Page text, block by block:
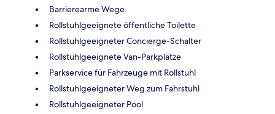
Barrierearme Wege
Rollstuhlgeeignete öffentliche Toilette
Rollstuhlgeeigneter Concierge-Schalter
Rollstuhlgeeignete Van-Parkplätze
Parkservice für Fahrzeuge mit Rollstuhl
Rollstuhlgeeigneter Weg zum Fahrstuhl
Rollstuhlgeeigneter Pool